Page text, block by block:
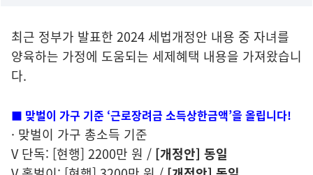
최근 정부가 발표한 2024 세법개정안 내용 중 자녀를
양육하는 가정에 도움되는 세제혜택 내용을 가져왔습니
다.
■ 맞벌이 가구 기준 ‘근로장려금 소득상한금액’을 올립니다!
· 맞벌이 가구 총소득 기준
V 단독: [현행] 2200만 원 / [개정안] 동일